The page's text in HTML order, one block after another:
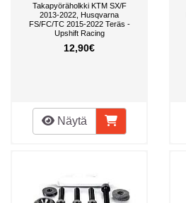
Takapyöräholkki KTM SX/F
2013-2022, Husqvarna
FS/FC/TC 2015-2022 Teräs -
Upshift Racing
12,90€
Näytä